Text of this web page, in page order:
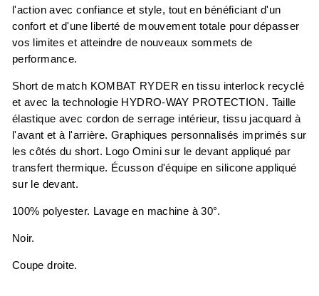
l'action avec confiance et style, tout en bénéficiant d'un
confort et d'une liberté de mouvement totale pour dépasser
vos limites et atteindre de nouveaux sommets de
performance.
Short de match KOMBAT RYDER en tissu interlock recyclé
et avec la technologie HYDRO-WAY PROTECTION. Taille
élastique avec cordon de serrage intérieur, tissu jacquard à
l'avant et à l'arrière. Graphiques personnalisés imprimés sur
les côtés du short. Logo Omini sur le devant appliqué par
transfert thermique. Écusson d'équipe en silicone appliqué
sur le devant.
100% polyester. Lavage en machine à 30°.
Noir.
Coupe droite.